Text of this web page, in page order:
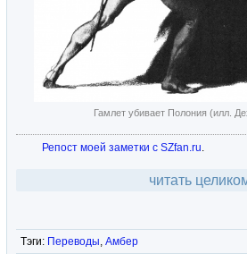
Гамлет убивает Полония (илл.
Репост моей заметки с SZfan.ru.
читать
Тэги: Переводы, Амбер